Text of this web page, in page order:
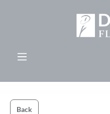
Back